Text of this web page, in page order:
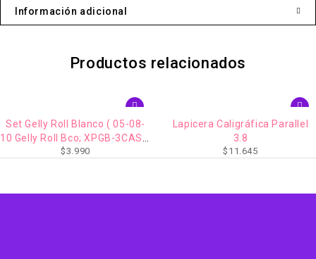
Información adicional
Productos relacionados
Set Gelly Roll Blanco ( 05-08-
10 Gelly Roll Bco; XPGB-3CASE;
XPGB-3WT -CARD)
$3.990
Lapicera Caligráfica Parallel
3.8
$ 11.645